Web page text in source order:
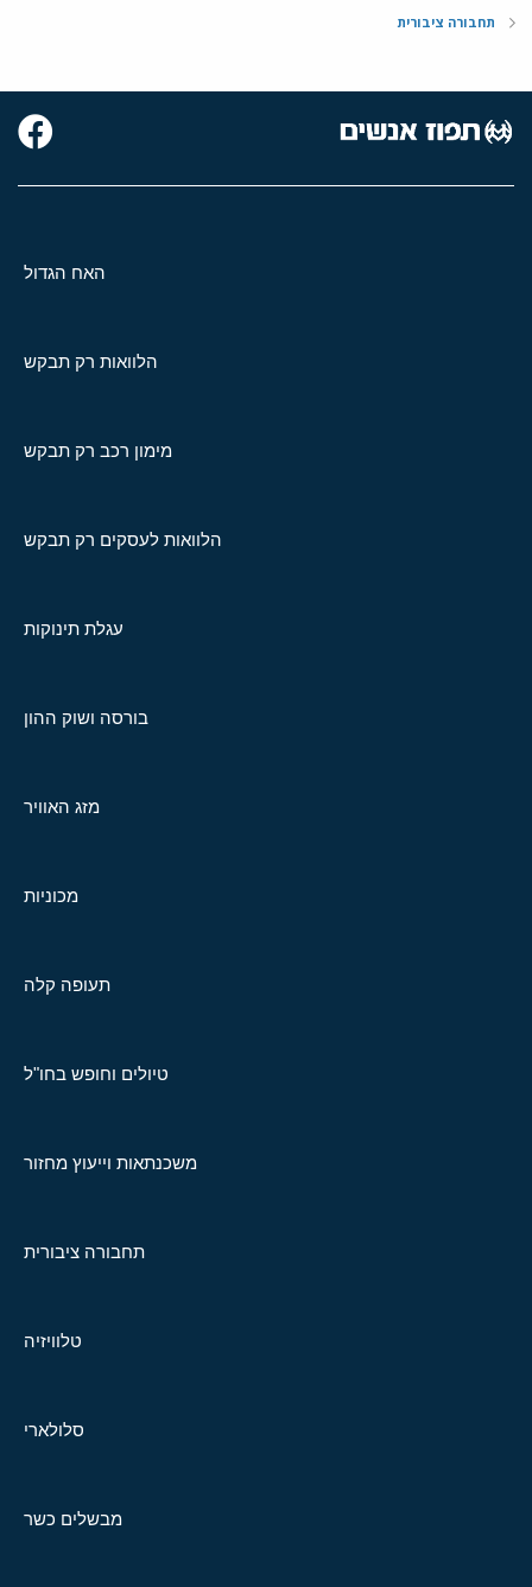
תחבורה ציבורית
האח הגדול
הלוואות רק תבקש
מימון רכב רק תבקש
הלוואות לעסקים רק תבקש
עגלת תינוקות
בורסה ושוק ההון
מזג האוויר
מכוניות
תעופה קלה
טיולים וחופש בחו"ל
משכנתאות וייעוץ מחזור
תחבורה ציבורית
טלוויזיה
סלולארי
מבשלים כשר